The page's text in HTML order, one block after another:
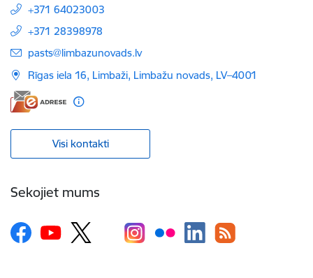
+371 64023003
+371 28398978
E-pasts:
pasts@limbazunovads.lv
Rīgas iela 16, Limbaži, Limbažu novads, LV–4001
Visi kontakti
Sekojiet mums